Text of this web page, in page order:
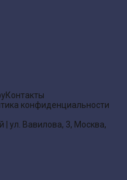
Контакты
конфиденциальности
ул. Вавилова, 3, Москва,